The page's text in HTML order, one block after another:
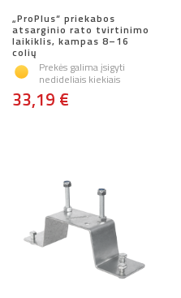
„ProPlus“ priekabos
atsarginio rato tvirtinimo
laikiklis, kampas 8–16
colių
Prekės galima įsigyti
nedideliais kiekiais
33,19 €